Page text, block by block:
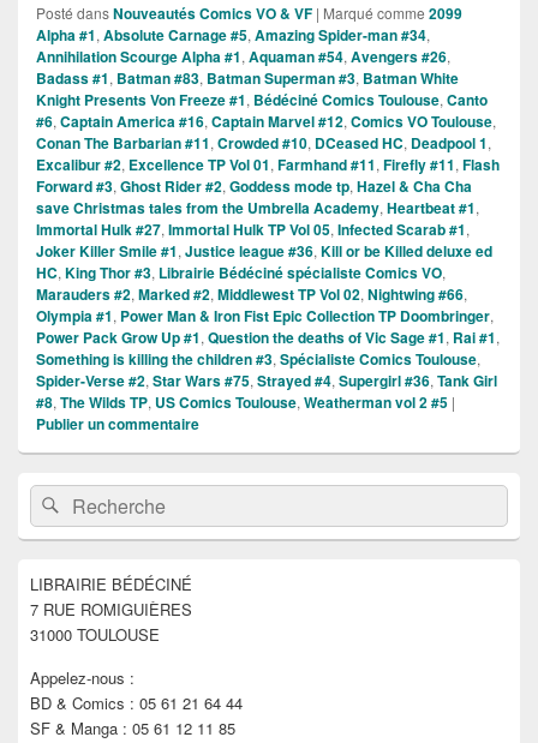
Posté dansNouveautés Comics VO & VF | Marqué comme 2099
Alpha #1, Absolute Carnage #5, Amazing Spider-man #34,
Annihilation Scourge Alpha #1, Aquaman #54, Avengers #26,
Badass #1, Batman #83, Batman Superman #3, Batman White
Knight Presents Von Freeze #1, Bédéciné Comics Toulouse, Canto
#6, Captain America #16, Captain Marvel #12, Comics VO Toulouse,
Conan The Barbarian #11, Crowded #10, DCeased HC, Deadpool 1,
Excalibur #2, Excellence TP Vol 01, Farmhand #11, Firefly #11, Flash
Forward #3, Ghost Rider #2, Goddess mode tp, Hazel & Cha Cha
save Christmas tales from the Umbrella Academy, Heartbeat #1,
Immortal Hulk #27, Immortal Hulk TP Vol 05, Infected Scarab #1,
Joker Killer Smile #1, Justice league #36, Kill or be Killed deluxe ed
HC, King Thor #3, Librairie Bédéciné spécialiste Comics VO,
Marauders #2, Marked #2, Middlewest TP Vol 02, Nightwing #66,
Olympia #1, Power Man & Iron Fist Epic Collection TP Doombringer,
Power Pack Grow Up #1, Question the deaths of Vic Sage #1, Rai #1,
Something is killing the children #3, Spécialiste Comics Toulouse,
Spider-Verse #2, Star Wars #75, Strayed #4, Supergirl #36, Tank Girl
#8, The Wilds TP, US Comics Toulouse, Weatherman vol 2 #5 |
Publier un commentaire
Zone
principale
de
widget
barre
latérale
Recherche :Rechercher
LIBRAIRIE BÉDÉCINÉ
7 RUE ROMIGUIÈRES
31000 TOULOUSE
Appelez-nous :
BD & Comics : 05 61 21 64 44
SF & Manga : 05 61 12 11 85